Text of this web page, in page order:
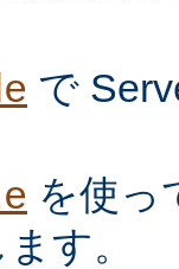
で
を使っ
す。